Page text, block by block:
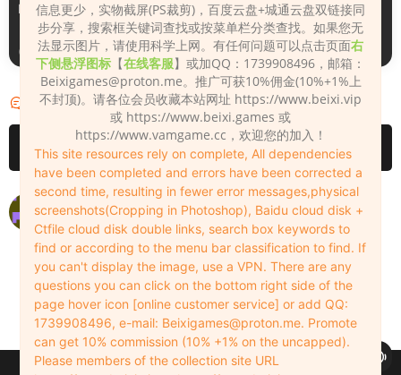
Monica_2_2_2
18小时前
Lizhen2025
1天前
评论 2
请先登录
失效了 能不能补个链
zxl1994119 2023-02-07 0
已恢复
Admin 2023-02-08 0
信息更少，实物截屏(PS裁剪)，百度云盘+城通云盘双链接同
步分享，搜索框关键词查找或按菜单栏分类查找。如果您无
法显示图片，请使用科学上网。有任何问题可以点击页面右
下侧悬浮图标 【在线客服】或加QQ：1739908496，邮箱：
Beixigames@proton.me。推广可获10%佣金(10%+1%上
不封顶)。请各位会员收藏本站网址 https://www.beixi.vip
或 https://www.beixi.games 或
https://www.vamgame.cc，欢迎您的加入！
This site resources rely on complete, All dependencies
have been completed and errors have been corrected a
second time, resulting in fewer error messages,physical
screenshots(Cropping in Photoshop), Baidu cloud disk +
Ctfile cloud disk double links, search box keywords to
find or according to the menu bar classification to find. If
you can't display the image, use a VPN. There are any
questions you can click on the bottom right side of the
page hover icon [online customer service] or add QQ:
1739908496, e-mail: Beixigames@proton.me. Promote
can get 10% commission (10% +1% on the uncapped).
Please members of the collection site URL